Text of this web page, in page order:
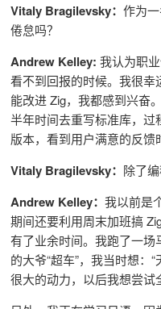
Vitaly Bragilevsky： 作为
倦怠吗？
Andrew Kelley: 我认为职
看不到回报的时候。我很
能改进 Zig，我都感到兴奋
半年时间去重写标准库，
版本，看到用户满意的反馈
Vitaly Bragilevsky： 除了
Andrew Kelley： 我以前是
期间还要利用周末加班搞
有了业余时间。我跑了一场
的大爷“超车”，我当时想：
很大的动力，以后我想尝试